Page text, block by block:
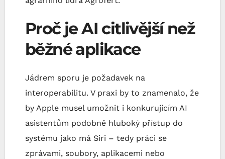
Proč je AI citlivější než
běžné aplikace
Jádrem sporu je požadavek na
interoperabilitu. V praxi by to znamenalo, že
by Apple musel umožnit i konkurujícím AI
asistentům podobně hluboký přístup do
systému jako má Siri – tedy práci se
zprávami, soubory, aplikacemi nebo